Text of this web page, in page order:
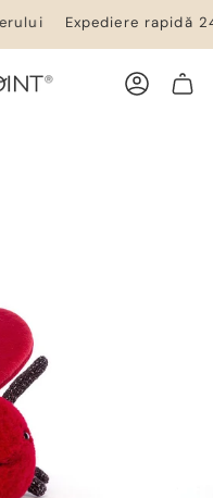
Expediere rapidă
CONT